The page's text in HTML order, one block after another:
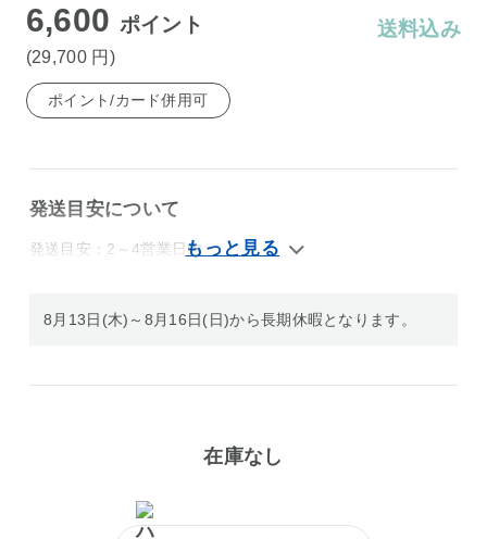
6,600 ポイント
(29,700 円 )
送料込み
ポイント/カード併用可
発送目安について
発送目安：2～4営業日内
8月13日(木)～8月16日(日)から長期休暇となります。
在庫なし